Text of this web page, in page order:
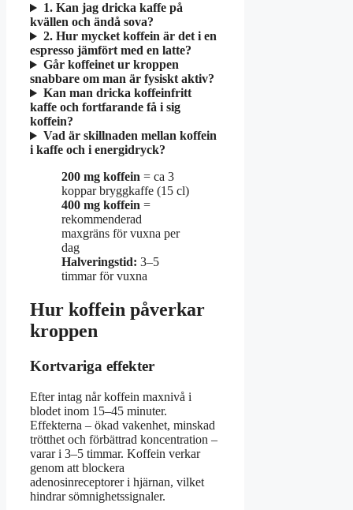
1. Kan jag dricka kaffe på
kvällen och ändå sova?
2. Hur mycket koffein är det i en
espresso jämfört med en latte?
Går koffeinet ur kroppen
snabbare om man är fysiskt aktiv?
Kan man dricka koffeinfritt
kaffe och fortfarande få i sig
koffein?
Vad är skillnaden mellan koffein
i kaffe och i energidryck?
200 mg koffein = ca 3
koppar bryggkaffe (15 cl)
400 mg koffein =
rekommenderad
maxgräns för vuxna per
dag
Halveringstid: 3–5
timmar för vuxna
Hur koffein påverkar
kroppen
Kortvariga effekter
Efter intag når koffein maxnivå i
blodet inom 15–45 minuter.
Effekterna – ökad vakenhet, minskad
trötthet och förbättrad koncentration –
varar i 3–5 timmar. Koffein verkar
genom att blockera
adenosinreceptorer i hjärnan, vilket
hindrar sömnighetssignaler.